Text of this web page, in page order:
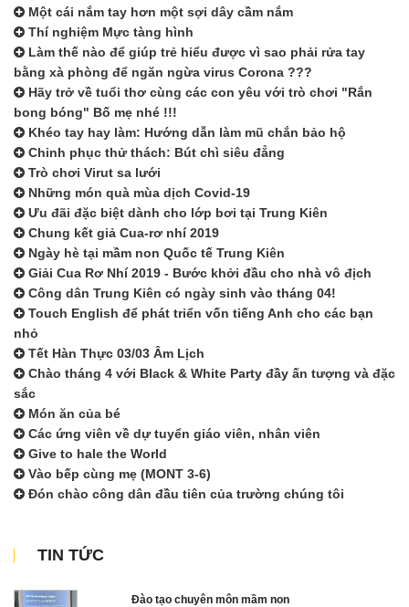
Một cái nắm tay hơn một sợi dây cầm nắm
Thí nghiệm Mực tàng hình
Làm thế nào để giúp trẻ hiểu được vì sao phải rửa tay
bằng xà phòng để ngăn ngừa virus Corona ???
Hãy trở về tuổi thơ cùng các con yêu với trò chơi "Rắn
bong bóng" Bố mẹ nhé !!!
Khéo tay hay làm: Hướng dẫn làm mũ chắn bảo hộ
Chinh phục thử thách: Bút chì siêu đẳng
Trò chơi Virut sa lưới
Những món quà mùa dịch Covid-19
Ưu đãi đặc biệt dành cho lớp bơi tại Trung Kiên
Chung kết giả Cua-rơ nhí 2019
Ngày hè tại mầm non Quốc tế Trung Kiên
Giải Cua Rơ Nhí 2019 - Bước khởi đầu cho nhà vô địch
Công dân Trung Kiên có ngày sinh vào tháng 04!
Touch English để phát triển vốn tiếng Anh cho các bạn
nhỏ
Tết Hàn Thực 03/03 Âm Lịch
Chào tháng 4 với Black & White Party đầy ấn tượng và đặc
sắc
Món ăn của bé
Các ứng viên về dự tuyển giáo viên, nhân viên
Give to hale the World
Vào bếp cùng mẹ (MONT 3-6)
Đón chào công dân đầu tiên của trường chúng tôi
TIN TỨC
Đào tạo chuyên môn mầm non